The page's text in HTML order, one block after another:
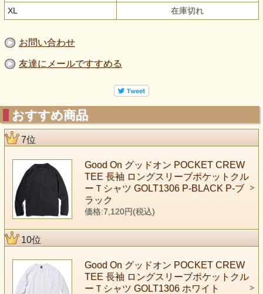
XL
在庫切れ
お問い合わせ
友達にメールですすめる
おすすめ商品
7位
Good On グッドオン POCKET CREW
TEE 長袖 ロングスリーブポケットクル
ーＴシャツ GOLT1306 P-BLACK P-ブ
ラック
価格:7,120円(税込)
10位
Good On グッドオン POCKET CREW
TEE 長袖 ロングスリーブポケットクル
ーＴシャツ GOLT1306 ホワイト